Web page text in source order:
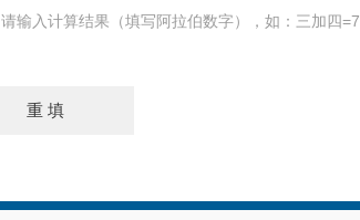
请输入计算结果（填写阿拉伯数字），如：三加四=7